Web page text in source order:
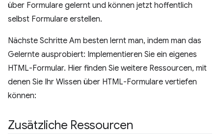
über Formulare gelernt und können jetzt hoffentlich
selbst Formulare erstellen.
Nächste Schritte Am besten lernt man, indem man das
Gelernte ausprobiert: Implementieren Sie ein eigenes
HTML-Formular. Hier finden Sie weitere Ressourcen, mit
denen Sie Ihr Wissen über HTML-Formulare vertiefen
können:
Zusätzliche Ressourcen